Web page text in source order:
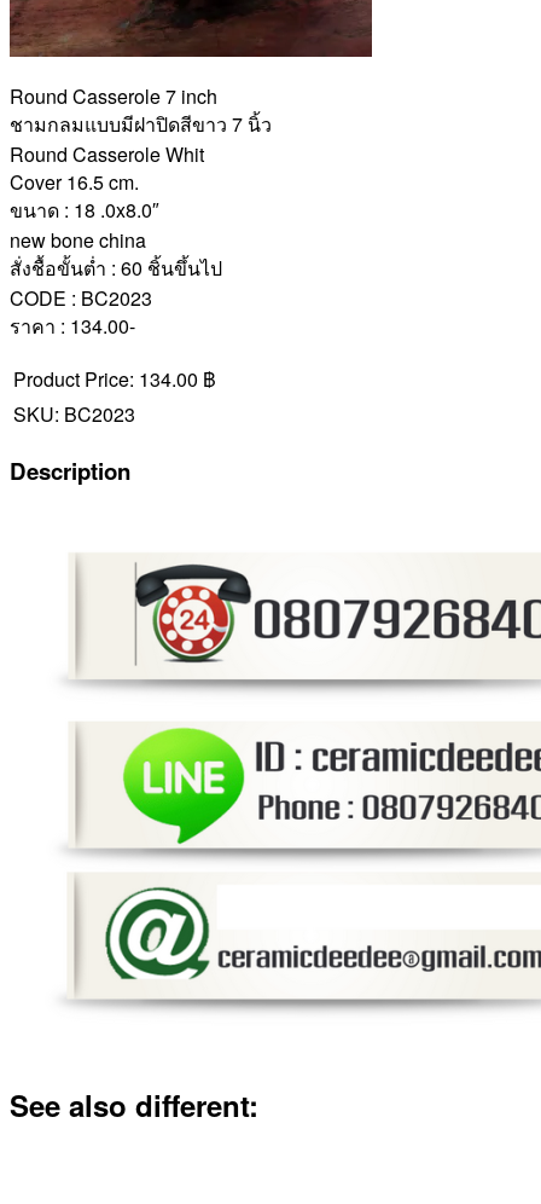
Round Casserole 7 inch
ชามกลมแบบมีฝาปิดสีขาว 7 นิ้ว
Round Casserole Whit
Cover 16.5 cm.
ขนาด : 18 .0x8.0″
new bone china
สั่งชื้อขั้นต่ำ : 60 ชิ้นขึ้นไป
CODE : BC2023
ราคา : 134.00-
Product Price: 134.00 ฿
SKU: BC2023
Description
See also different: